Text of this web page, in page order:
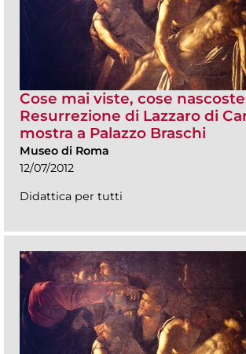
Cose mai viste, cose nascoste
Resurrezione di Lazzaro di
mostra a Palazzo Braschi
Museo di Roma
12/07/2012
Didattica per tutti